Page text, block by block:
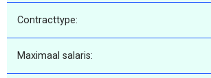
Contracttype:
Maximaal salaris: